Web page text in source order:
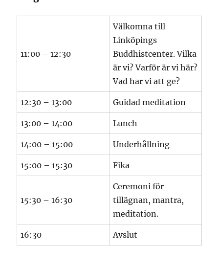
11:00 – 12:30
Välkomna till
Linköpings
Buddhistcenter. Vilka
är vi? Varför är vi här?
Vad har vi att ge?
12:30 – 13:00 Guidad meditation
13:00 – 14:00 Lunch
14:00 – 15:00 Underhållning
15:00 – 15:30 Fika
15:30 – 16:30
Ceremoni för
tillägnan, mantra,
meditation.
16:30 Avslut